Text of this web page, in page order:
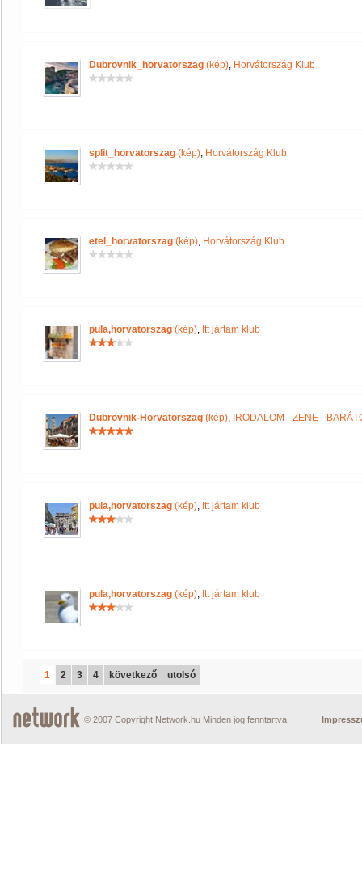
Dubrovnik_horvatorszag (kép), Horvátország Klub
split_horvatorszag (kép), Horvátország Klub
etel_horvatorszag (kép), Horvátország Klub
pula,horvatorszag (kép), Itt jártam klub
Dubrovnik-Horvatorszag (kép), IRODALOM - ZENE -
pula,horvatorszag (kép), Itt jártam klub
pula,horvatorszag (kép), Itt jártam klub
1 2 3 4 következő utolsó
© 2007 Copyright Network.hu Minden jog fenntartva.